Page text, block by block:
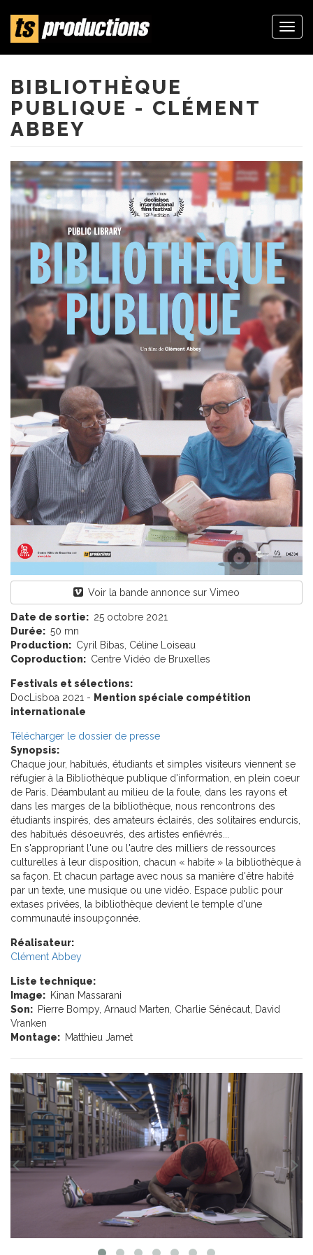
contenu
principal
BIBLIOTHÈQUE
PUBLIQUE - CLÉMENT
ABBEY
Voir la bande annonce sur Vimeo
Date de sortie: 25 octobre 2021
Durée: 50 mn
Production: Cyril Bibas, Céline Loiseau
Coproduction: Centre Vidéo de Bruxelles
Festivals et sélections:
DocLisboa 2021 - Mention spéciale compétition
internationale
Télécharger le dossier de presse
Synopsis:
Chaque jour, habitués, étudiants et simples visiteurs viennent se
réfugier à la Bibliothèque publique d'information, en plein coeur
de Paris. Déambulant au milieu de la foule, dans les rayons et
dans les marges de la bibliothèque, nous rencontrons des
étudiants inspirés, des amateurs éclairés, des solitaires endurcis,
des habitués désoeuvrés, des artistes enfiévrés...
En s'appropriant l'une ou l'autre des milliers de ressources
culturelles à leur disposition, chacun « habite » la bibliothèque à
sa façon. Et chacun partage avec nous sa manière d'être habité
par un texte, une musique ou une vidéo. Espace public pour
extases privées, la bibliothèque devient le temple d'une
communauté insoupçonnée.
Réalisateur:
Clément Abbey
Liste technique:
Image: Kinan Massarani
Son: Pierre Bompy, Arnaud Marten, Charlie Sénécaut, David
Vranken
Montage: Matthieu Jamet